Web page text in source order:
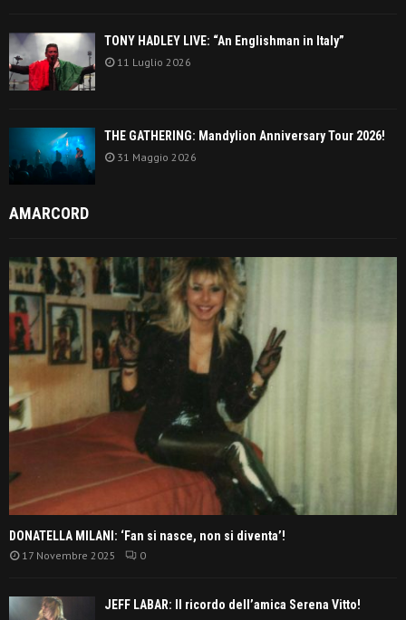
TONY HADLEY LIVE: “An Englishman in Italy”
11 Luglio 2026
THE GATHERING: Mandylion Anniversary Tour 2026!
31 Maggio 2026
AMARCORD
DONATELLA MILANI: ‘Fan si nasce, non si diventa’!
17 Novembre 2025 0
JEFF LABAR: Il ricordo dell’amica Serena Vitto!